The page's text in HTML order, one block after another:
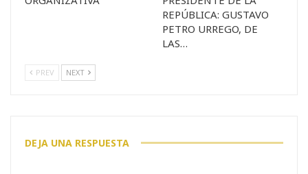
REPÚBLICA: GUSTAVO
PETRO URREGO, DE
LAS…
PREV NEXT
DEJA UNA RESPUESTA